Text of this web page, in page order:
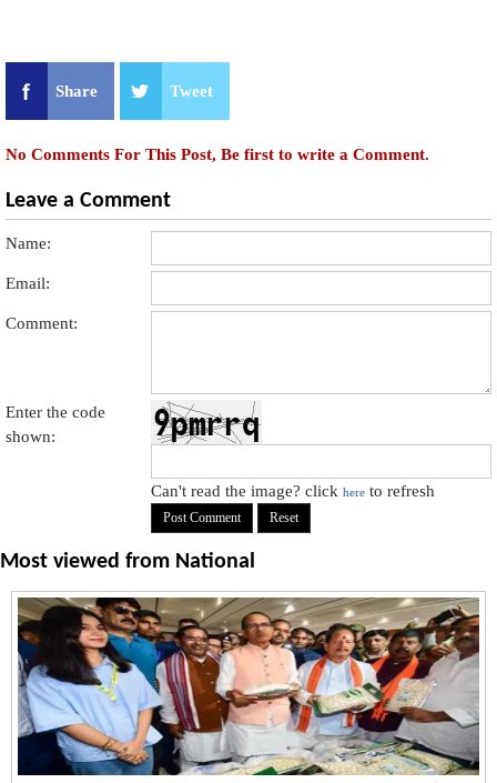
Share Tweet
No Comments For This Post, Be first to write a Comment.
Leave a Comment
Name:
Email:
Comment:
Enter the code
shown:
Can't read the image? clickhere to refresh
Most viewed from National